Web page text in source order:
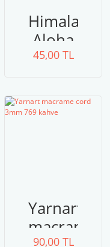
Himalaya
Aloha
02
45,00 TL
Yarnart
macrame
90,00 TL